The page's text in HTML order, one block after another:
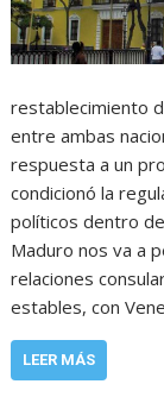
restablecimiento
entre ambas
respuesta a un
condicionó la
políticos dentro
Maduro nos va a
relaciones
estables, con
LEER MÁS